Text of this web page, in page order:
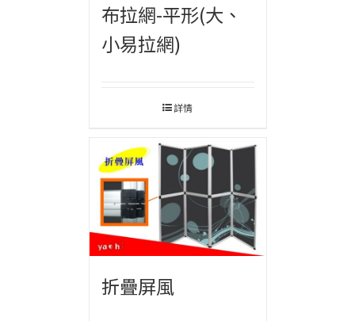
布拉網-平形(大、
小易拉網)
詳情
折疊屏風